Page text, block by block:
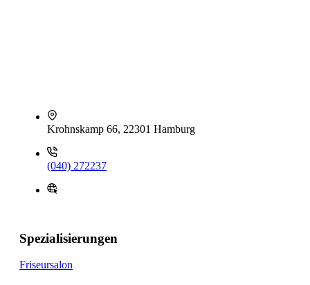
Krohnskamp 66, 22301 Hamburg
(040) 272237
Spezialisierungen
Friseursalon